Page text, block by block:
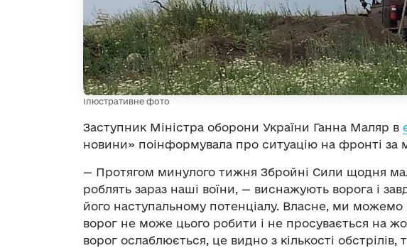
Ілюстративне фото
Заступник Міністра оборони України Ганна Маляр в
новини» поінформувала про ситуацію на фронті за
— Протягом минулого тижня Збройні Сили щодня
роблять зараз наші воїни, — виснажують ворога і
його наступальному потенціалу. Власне, ми можемо
ворог не може цього робити і не просувається на
ворог ослаблюється, це видно з кількості